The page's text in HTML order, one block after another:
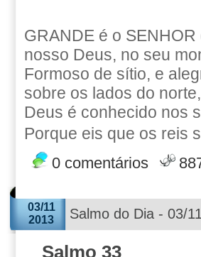
GRANDE é o
nosso Deus, no seu
Formoso de sítio, e
sobre os lados do
Deus é conhecido nos
Porque eis que os reis
0 comentários
03/11
2013
Salmo do Dia - 03/
Salmo 33